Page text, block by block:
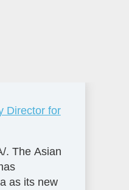
Director for
. The Asian
as its new